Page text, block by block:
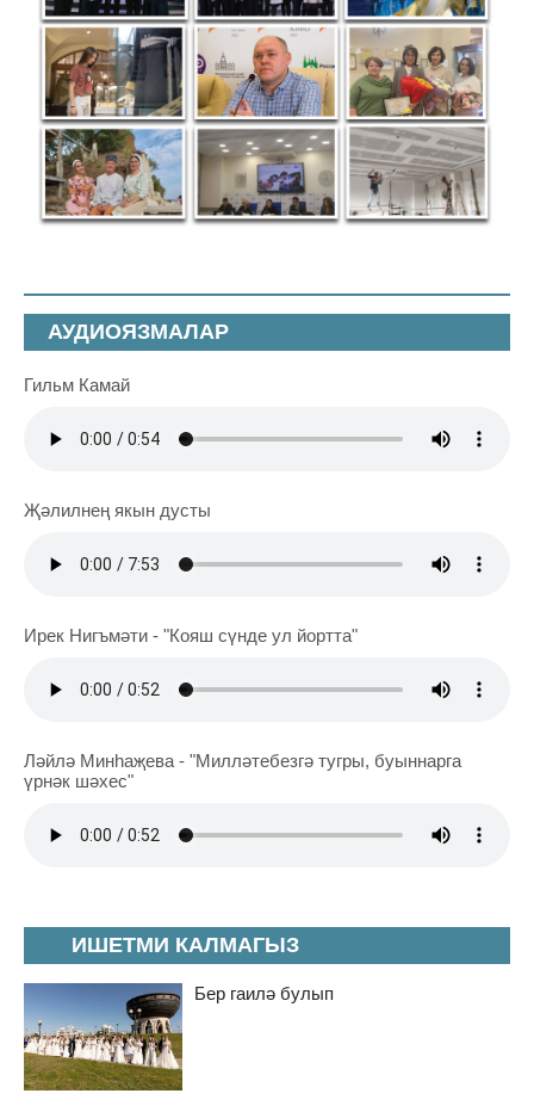
ИШЕТМИ КАЛМАГЫЗ
Бер гаилә булып
АУДИОЯЗМАЛАР
Гильм Камай
Җәлилнең якын дусты
Ирек Нигъмәти - "Кояш сүнде ул йортта"
Ләйлә Минһаҗева - "Милләтебезгә тугры, буыннарга
үрнәк шәхес"